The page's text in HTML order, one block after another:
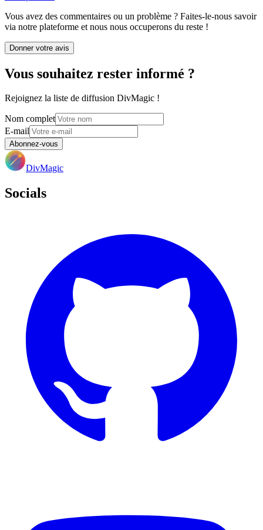
Vous avez des commentaires ou un problème ? Faites-le-nous savoir
via notre plateforme et nous nous occuperons du reste !
Donner votre avis
Vous souhaitez rester informé ?
Rejoignez la liste de diffusion DivMagic !
Nom complet
E-mail
Abonnez-vous
DivMagic
Socials